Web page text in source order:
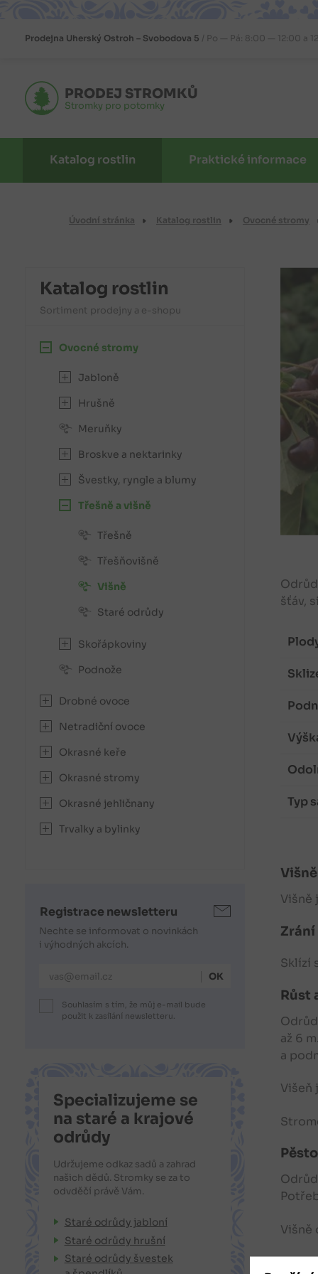
Prodejna Uherský Ostroh – Svobodova 5 Po — Pá: 8:00 — 12:00 a
PRODEJ STROMKŮ
Stromky pro potomky
Katalog rostlin Praktické informace
Úvodní stránka Katalog rostlin Ovocné stromy
šťáv,
Typ
Višně
Višně
Zrání
Sklízí
Růst
až 6
a
Višeň
Višně
Na
Katalog rostlin
Sortiment prodejny a e-shopu
Ovocné stromy
Jabloně
Hrušně
Meruňky
Broskve a nektarinky
Švestky, ryngle a blumy
Třešně a višně
Třešně
Třešňovišně
Višně
Staré odrůdy
Skořápkoviny
Podnože
Drobné ovoce
Netradiční ovoce
Okrasné keře
Okrasné stromy
Okrasné jehličnany
Trvalky a bylinky
Registrace newsletteru
Nechte se informovat o novinkách
i výhodných akcích.
E-mailová adresa
Souhlasím s tím, že můj e-mail bude
použit k zasílání newsletteru.
Specializujeme se
na staré a krajové
odrůdy
Udržujeme odkaz sadů a zahrad
našich dědů. Stromky se za to
odvděčí právě Vám.
Staré odrůdy jabloní
Staré odrůdy hrušní
Staré odrůdy švestek